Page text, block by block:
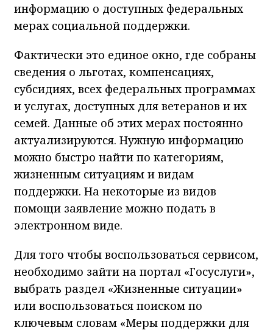
информацию о доступных федеральных
мерах социальной поддержки.
Фактически это единое окно, где собраны
сведения о льготах, компенсациях,
субсидиях, всех федеральных программах
и услугах, доступных для ветеранов и их
семей. Данные об этих мерах постоянно
актуализируются. Нужную информацию
можно быстро найти по категориям,
жизненным ситуациям и видам
поддержки. На некоторые из видов
помощи заявление можно подать в
электронном виде.
Для того чтобы воспользоваться сервисом,
необходимо зайти на портал «Госуслуги»,
выбрать раздел «Жизненные ситуации»
или воспользоваться поиском по
ключевым словам «Меры поддержки для